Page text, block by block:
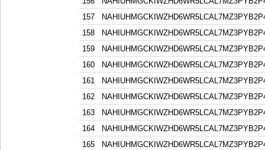
157
158
159
160
161
162
163
164
165